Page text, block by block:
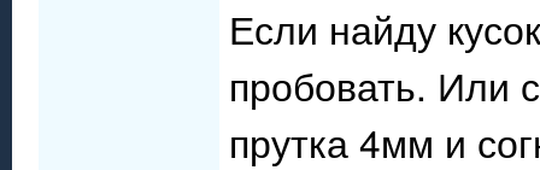
Если найду
пробовать. Или
прутка 4мм и